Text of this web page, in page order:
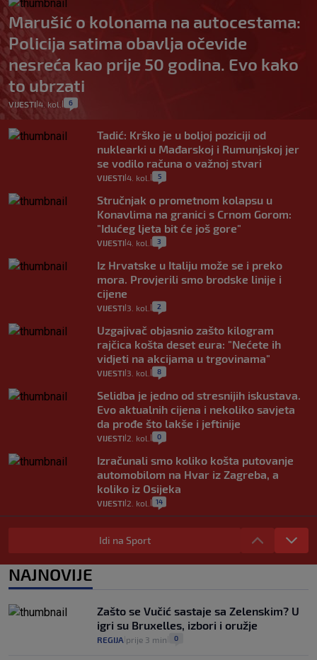
Marušić o kolonama na autocestama:
Policija satima obavlja očevide
nesreća kao prije 50 godina. Evo kako
to ubrzati
VIJESTI 4. kol. 6
Tadić: Krško je u boljoj poziciji od
nuklearki u Mađarskoj i Rumunjskoj jer
se vodilo računa o važnoj stvari
VIJESTI 4. kol. 5
Stručnjak o prometnom kolapsu u
Konavlima na granici s Crnom Gorom:
"Idućeg ljeta bit će još gore"
VIJESTI 4. kol. 3
Iz Hrvatske u Italiju može se i preko
mora. Provjerili smo brodske linije i
cijene
VIJESTI 3. kol. 2
Uzgajivač objasnio zašto kilogram
rajčica košta deset eura: "Nećete ih
vidjeti na akcijama u trgovinama"
VIJESTI 3. kol. 8
Selidba je jedno od stresnijih iskustava.
Evo aktualnih cijena i nekoliko savjeta
da prođe što lakše i jeftinije
VIJESTI 2. kol. 0
Izračunali smo koliko košta putovanje
automobilom na Hvar iz Zagreba, a
koliko iz Osijeka
VIJESTI 2. kol. 14
"Kći je otišla na more, a zaboravila
zdravstvenu iskaznicu". Kakva su prava
pacijenata izvan mjesta prebivališta?
1
junaci naših priča budu oni koji pomažu,
a ne oni koji su pobijedili nekoga"
VIJESTI 2
Idi na Sport
NAJNOVIJE
Zašto se Vučić sastaje sa Zelenskim? U
igri su Bruxelles, izbori i oružje
REGIJA prije 3 min 0